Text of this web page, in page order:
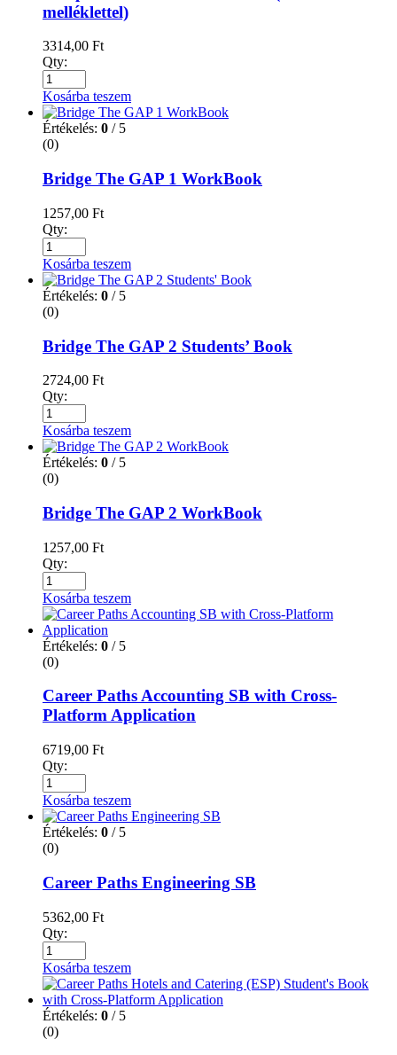
melléklettel)
3314,00 Ft
Qty:
Kosárba teszem
Értékelés: 0 / 5
(0)
Bridge The GAP 1 WorkBook
1257,00 Ft
Qty:
Kosárba teszem
Értékelés: 0 / 5
(0)
Bridge The GAP 2 Students’ Book
2724,00 Ft
Qty:
Kosárba teszem
Értékelés: 0 / 5
(0)
Bridge The GAP 2 WorkBook
1257,00 Ft
Qty:
Kosárba teszem
Értékelés: 0 / 5
(0)
Career Paths Accounting SB with Cross-
Platform Application
6719,00 Ft
Qty:
Kosárba teszem
Értékelés: 0 / 5
(0)
Career Paths Engineering SB
5362,00 Ft
Qty:
Kosárba teszem
Értékelés: 0 / 5
(0)